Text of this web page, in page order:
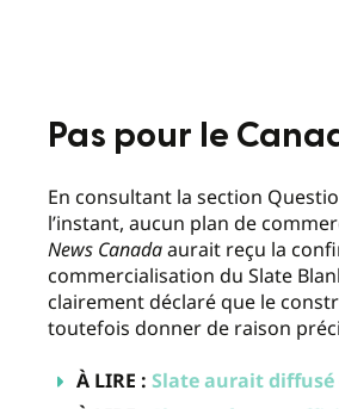
Pas pour le
En consultant la section
l’instant, aucun plan de
News Canadaaurait reçu la
commercialisation du Slate
clairement déclaré que le
toutefois donner de raison
À LIRE : Slate aurait